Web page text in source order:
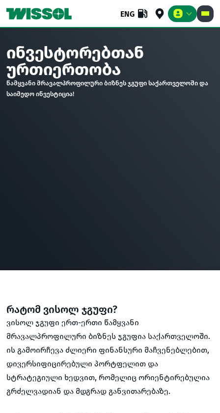
ᲑᲘᲖᲜᲔᲡᲘ ᲡᲐᲪᲐᲚᲝ
ENG
ინვესტორებთან
ურთიერთობა
წამყვანი მრავალპროფილური ბიზნეს ჯგუფი საქართველოში და
საიმედო ინვესტიცია!
რატომ ვისოლ ჯგუფი?
ვისოლ ჯგუფი ერთ-ერთი წამყვანი
მრავალპროფილური ბიზნეს ჯგუფია საქართველოში.
ის გამოირჩევა ძლიერი ფინანსური მაჩვენებლებით,
დივერსიფიცირებული პორტფელით და
სტრატეგიული ხედვით, რომელიც ორიენტირებულია
გრძელვადიან და მდგრად განვითარებაზე.